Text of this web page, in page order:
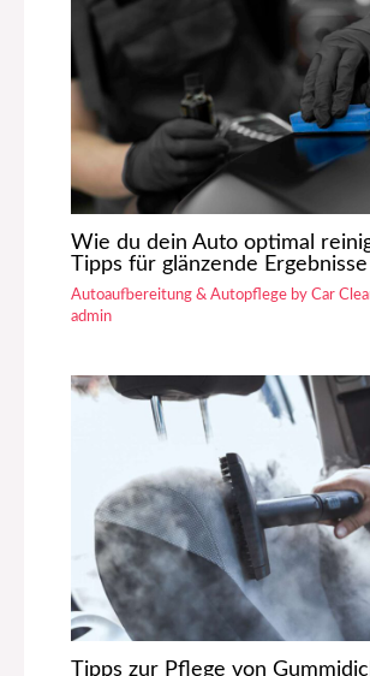
Wie du dein Auto optimal
Tipps für glänzende Ergebnisse
Autoaufbereitung & Autopflege by Car
admin
Tipps zur Pflege von